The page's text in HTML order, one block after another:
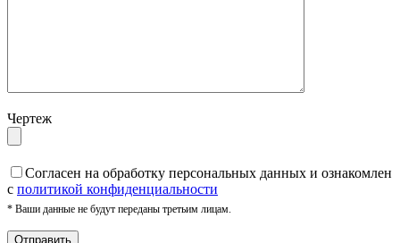
Чертеж
Cогласен на обработку персональных данных и ознакомлен
с политикой конфиденциальности
* Ваши данные не будут переданы третьим лицам.